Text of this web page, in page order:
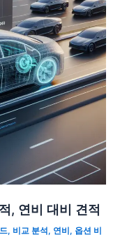
, 연비 대비 견적
, 비교 분석 , 연비 , 옵션 비